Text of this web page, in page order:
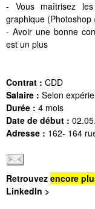
- Vous maîtrisez
graphique (Photoshop
- Avoir une bonne
est un plus
Contrat : CDD
Salaire : Selon
Durée : 4 mois
Date de début :
Adresse : 162- 164
Retrouvez encore
LinkedIn >